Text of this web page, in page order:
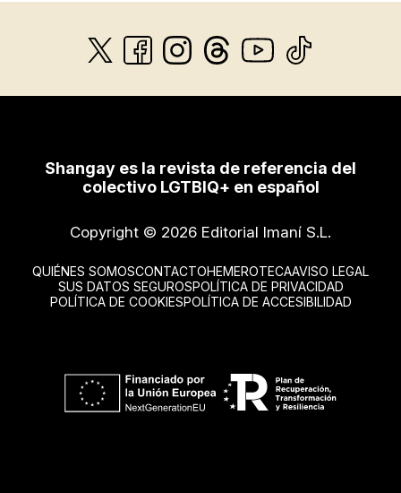
Shangay es la revista de referencia del
colectivo LGTBIQ+ en español
Copyright © 2026 Editorial Imaní S.L.
QUIÉNES SOMOSCONTACTOHEMEROTECAAVISO LEGAL
SUS DATOS SEGUROSPOLÍTICA DE PRIVACIDAD
POLÍTICA DE COOKIESPOLÍTICA DE ACCESIBILIDAD